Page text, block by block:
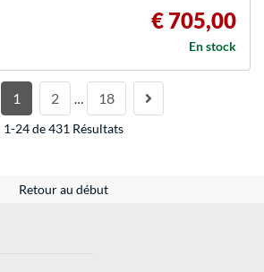
€ 705,00
En stock
1 2 … 18
1-24 de 431 Résultats
Retour au début